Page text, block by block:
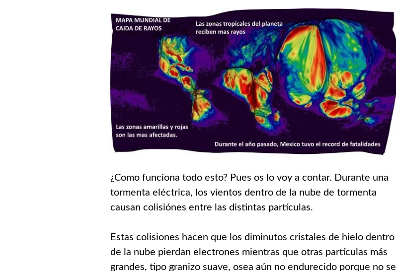
¿Como funciona todo esto? Pues os lo voy a contar. Durante una
tormenta eléctrica, los vientos dentro de la nube de tormenta
causan colisiónes entre las distintas partículas.
Estas colisiones hacen que los diminutos cristales de hielo dentro
de la nube pierdan electrones mientras que otras partículas más
grandes, tipo granizo suave, osea aún no endurecido porque no se